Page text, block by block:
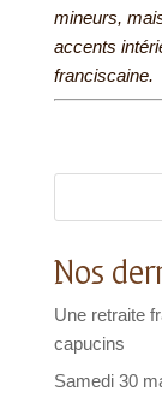
mineurs,
accents
franciscaine.
Nos
Une retraite
capucins
Samedi 30